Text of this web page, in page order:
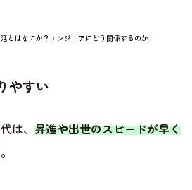
活とはなにか？エンジニアにどう関係するのか
やすい
は、 昇進や出世のスピードが早く
。